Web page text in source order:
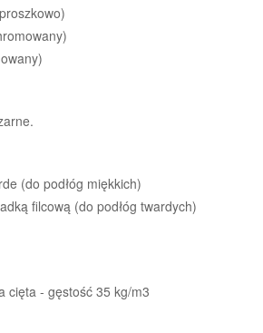
(do podłóg miękkich)
filcową (do podłóg twardych)
cięta - gęstość 35 kg/m3